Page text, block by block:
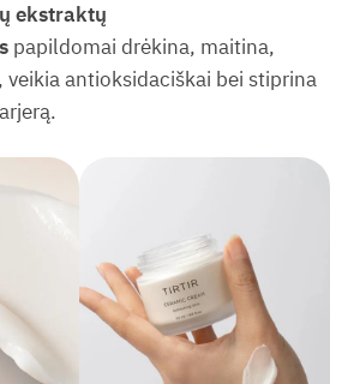
ekstraktų
papildomai drėkina, maitina,
veikia antioksidaciškai bei stiprina